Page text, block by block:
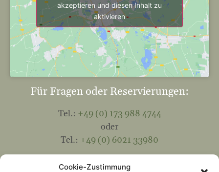
Cookie-Zustimmung
akzeptieren und diesen Inhalt zu
aktivieren
Für Fragen oder Reservierungen:
Tel.: +49 (0) 173 988 4744
oder
Tel.: +49 (0) 6021 33980